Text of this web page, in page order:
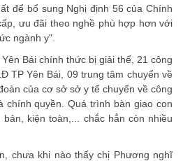
để bổ sung Nghị định 56 của Chính
ưu đãi theo nghề phù hợp hơn với
ngành y".
Bái chính thức bị giải thể, 21 công
TP Yên Bái, 09 trung tâm chuyển về
của cơ sở sở y tế chuyển về công
chính quyền. Quá trình bàn giao con
kiện toàn,... chắc hẳn còn nhiều
chưa khi nào thấy chị Phương nghĩ